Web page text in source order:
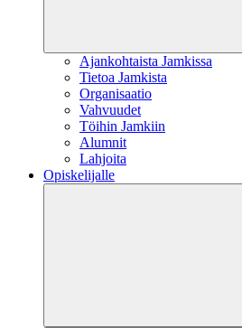
Ajankohtaista Jamkissa
Tietoa Jamkista
Organisaatio
Vahvuudet
Töihin Jamkiin
Alumnit
Lahjoita
Opiskelijalle